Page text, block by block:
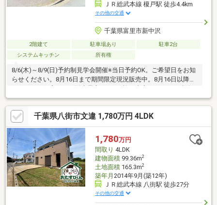
ＪＲ総武本線 榎戸駅 徒歩4.4km
その他の交通
千葉県富里市新中沢
2階建て 駐車場あり
駐車2台
システムキッチン
所有権
8/6(木)～8/9(日)予約制見学会開催※当日予約OK。ご希望日をお知
らせください。8月16日まで期間限定現況販売中。8月16日以降は
工事・ハウスクリーニング・除草●おすすめポイント・本物件は
条件により住宅ローン減税が適用されます。・シロアリ防除工事
施工後5年間保証。・お客様に合わせたローンの組み方や金融機関
をご提案。住宅ローンが初めての方でもお気軽にご相談くださ
い。●周辺施設・JR総武本線榎戸駅まで4200ｍ（徒歩53分/車9
分）・富里第一小学校まで2400ｍ（徒歩
千葉県八街市文違 1,780万円 4LDK
1,780万円
間取り 4LDK
建物面積99.36m2
土地面積165.3m2
築年月 2014年9月(築12年)
ＪＲ総武本線 八街駅 徒歩27分
その他の交通